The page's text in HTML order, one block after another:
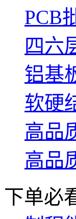
PCB
四六
铝基
软硬
高品
高品
下单必